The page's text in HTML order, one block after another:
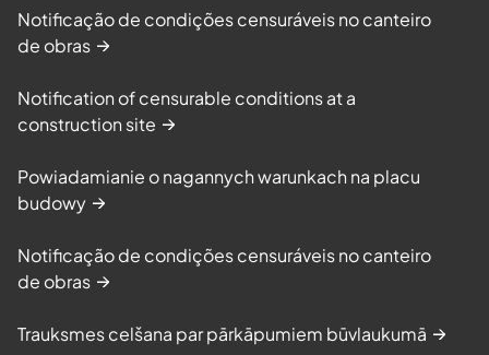
• Nyfødt intensiv – 11 plasser (samtlige
• Dialyseenhet – 22 plasser•
Operasjonsstuer – 4 (i tillegg til dagens 13
stuer)
• Landingsplass for helikopter på taket,
dimensjonert for redningshelikopter AW
101 Sar Queen
Ombygg sykehuset:
Notificação de condições censuráveis no canteiro
de obras
Notification of censurable conditions at a
construction site
Powiadamianie o nagannych warunkach na placu
budowy
Notificação de condições censuráveis no canteiro
de obras
Trauksmes celšana par pārkāpumiem būvlaukumā